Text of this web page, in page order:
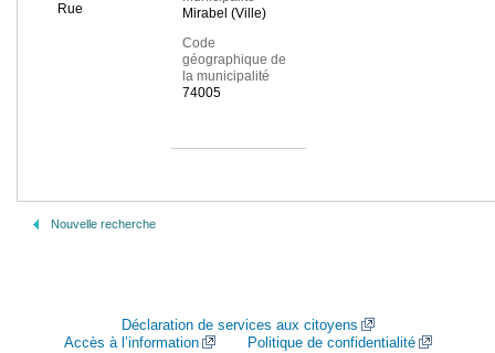
Rue
Mirabel (Ville)
Code
géographique de
la municipalité
74005
Nouvelle recherche
Déclaration de services aux citoyens
Accès à l’information
Politique de confidentialité